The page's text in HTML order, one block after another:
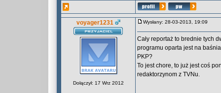
voyager1231
Dołączył: 17 Wrz 2012
Wysłany: 28-03-2013, 19:09
Cały reportaż to brednie tych
programu oparta jest na
PKP?
To jest chore, to już jest coś
redaktorzynom z TVNu.